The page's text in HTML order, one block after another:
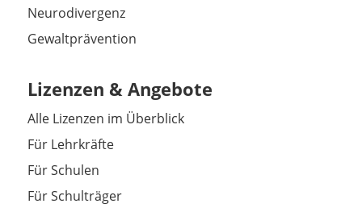
Neurodivergenz
Gewaltprävention
Lizenzen & Angebote
Alle Lizenzen im Überblick
Für Lehrkräfte
Für Schulen
Für Schulträger